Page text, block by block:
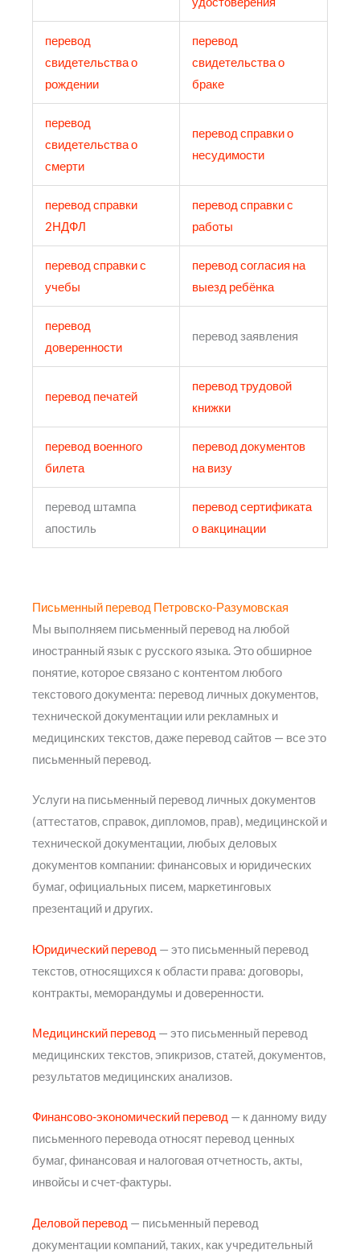
перевод
свидетельства о
рождении
перевод
свидетельства о
браке
перевод
свидетельства о
смерти
перевод справки о
несудимости
перевод справки
2НДФЛ
перевод справки с
работы
перевод справки с
учебы
перевод согласия на
выезд ребёнка
перевод
доверенности
перевод заявления
перевод печатей
перевод трудовой
книжки
перевод военного
билета
перевод документов
на визу
перевод штампа
апостиль
перевод сертификата
о вакцинации
Письменный перевод Петровско-Разумовская
Мы выполняем письменный перевод на любой
иностранный язык с русского языка. Это обширное
понятие, которое связано с контентом любого
текстового документа: перевод личных документов,
технической документации или рекламных и
медицинских текстов, даже перевод сайтов — все это
письменный перевод.
Услуги на письменный перевод личных документов
(аттестатов, справок, дипломов, прав), медицинской и
технической документации, любых деловых
документов компании: финансовых и юридических
бумаг, официальных писем, маркетинговых
презентаций и других.
Юридический перевод — это письменный перевод
текстов, относящихся к области права: договоры,
контракты, меморандумы и доверенности.
Медицинский перевод — это письменный перевод
медицинских текстов, эпикризов, статей, документов,
результатов медицинских анализов.
Финансово-экономический перевод — к данному виду
письменного перевода относят перевод ценных
бумаг, финансовая и налоговая отчетность, акты,
инвойсы и счет-фактуры.
Деловой перевод — письменный перевод
документации компаний, таких, как учредительный